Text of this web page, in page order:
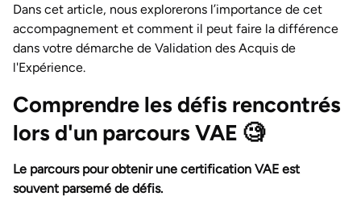
Dans cet article, nous explorerons l’importance de cet
accompagnement et comment il peut faire la différence
dans votre démarche de Validation des Acquis de
l'Expérience.
Comprendre les défis rencontrés
lors d'un parcours VAE 🧐
Le parcours pour obtenir une certification VAE est
souvent parsemé de défis.